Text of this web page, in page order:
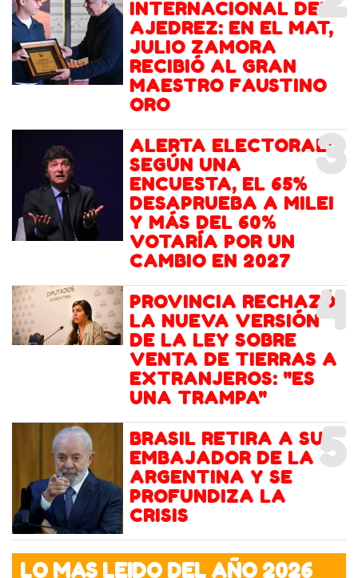
INTERNACIONAL DEL
AJEDREZ: EN EL MAT,
JULIO ZAMORA
RECIBIÓ AL GRAN
MAESTRO FAUSTINO
ORO
3
ALERTA ELECTORAL:
SEGÚN UNA
ENCUESTA, EL 65%
DESAPRUEBA A MILEI
Y MÁS DEL 60%
VOTARÍA POR UN
CAMBIO EN 2027
4
PROVINCIA RECHAZÓ
LA NUEVA VERSIÓN
DE LA LEY SOBRE
VENTA DE TIERRAS A
EXTRANJEROS: "ES
UNA TRAMPA"
5
BRASIL RETIRA A SU
EMBAJADOR DE LA
ARGENTINA Y SE
PROFUNDIZA LA
CRISIS
LO MAS LEIDO DEL AÑO 2026